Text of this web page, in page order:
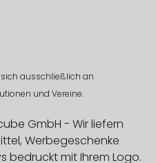
ausschließlich an
und Vereine.
GmbH - Wir liefern
Werbegeschenke
bedruckt mit Ihrem Logo.